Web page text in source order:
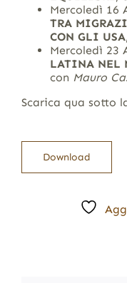
Mercoledì 16
TRA
CON GLI USA
Mercoledì 23
LATINA NEL
con Mauro
Scarica qua sotto
Download